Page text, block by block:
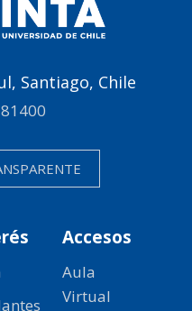
Santiago, Chile
Accesos
Aula
Virtual